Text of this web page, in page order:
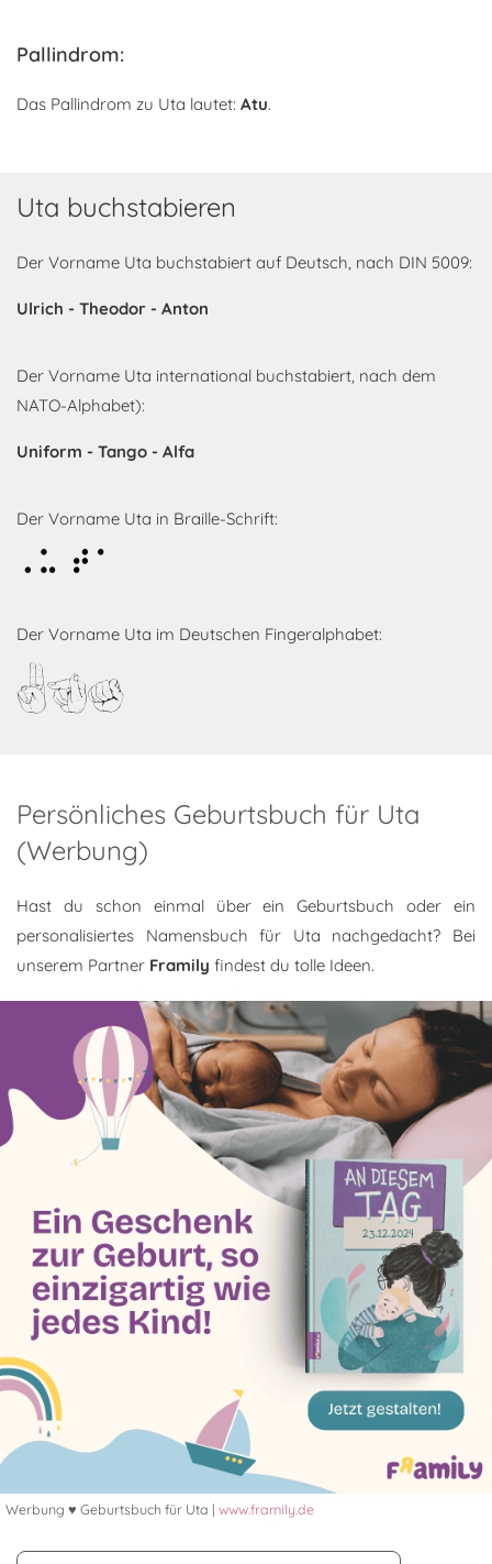
Pallindrom:
Das Pallindrom zu Uta lautet: Atu.
Uta buchstabieren
Der Vorname Uta buchstabiert auf Deutsch, nach DIN 5009:
Ulrich - Theodor - Anton
Der Vorname Uta international buchstabiert, nach dem
NATO-Alphabet):
Uniform - Tango - Alfa
Der Vorname Uta in Braille-Schrift:
Uta
Der Vorname Uta im Deutschen Fingeralphabet:
Uta
Persönliches Geburtsbuch für Uta
(Werbung)
Hast du schon einmal über ein Geburtsbuch oder ein
personalisiertes Namensbuch für Uta nachgedacht? Bei
unserem Partner Framily findest du tolle Ideen.
Werbung ♥ Geburtsbuch für Uta | www.framily.de